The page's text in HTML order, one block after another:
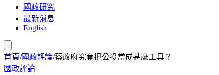
國政研究
最新消息
English
首頁/國政評論/蔡政府究竟把公投當成甚麼工具？
國政評論